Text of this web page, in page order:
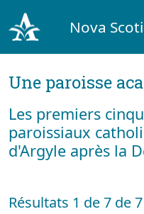
Nova
Une paroisse
Les premiers
paroissiaux
d'Argyle après la
Résultats 1 de 7 de